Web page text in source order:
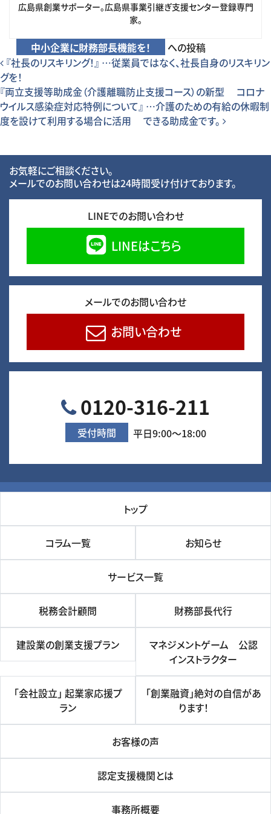
広島県創業サポーター。広島県事業引継ぎ支援センター登録専門
家。
中小企業に財務部長機能を！ への投稿
投稿ナビゲーション
『社長のリスキリング！』 …従業員ではなく、社長自身のリスキリン
グを！
『両立支援等助成金（介護離職防止支援コース）の新型 コロナ
ウイルス感染症対応特例について』 …介護のための有給の休暇制
度を設けて利用する場合に活用 できる助成金です。
お気軽にご相談ください。
メールでのお問い合わせは24時間受け付けております。
LINEでのお問い合わせ
LINEはこちら
メールでのお問い合わせ
お問い合わせ
0120-316-211
受付時間 平日9:00～18:00
トップ
コラム一覧 お知らせ
サービス一覧
税務会計顧問 財務部長代行
建設業の創業支援プラン
マネジメントゲーム 公認
インストラクター
「会社設立」 起業家応援プ
ラン
「創業融資」絶対の自信があ
ります！
お客様の声
認定支援機関とは
事務所概要